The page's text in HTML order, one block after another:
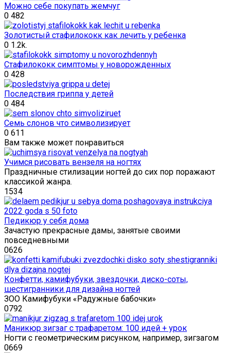
Можно себе покупать жемчуг
0 482
Золотистый стафилококк как лечить у ребенка
0 1.2k.
Стафилококк симптомы у новорожденных
0 428
Последствия гриппа у детей
0 484
Семь слонов что символизирует
0 611
Вам также может понравиться
Учимся рисовать вензеля на ногтях
Праздничные стилизации ногтей до сих пор поражают
классикой жанра.
1534
Педикюр у себя дома
Зачастую прекрасные дамы, занятые своими
повседневными
0626
Конфетти, камифубуки, звездочки, диско-соты,
шестигранники для дизайна ногтей
ЗОО Камифубуки «Радужные бабочки»
0792
Маникюр зигзаг с трафаретом: 100 идей + урок
Ногти с геометрическим рисунком, например, зигзагом
0669